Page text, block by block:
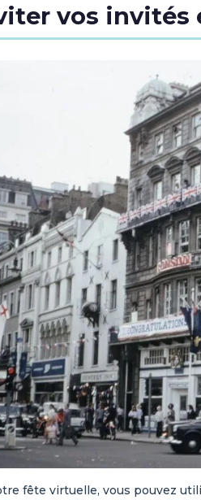
vos invités
fête virtuelle, vous pouvez